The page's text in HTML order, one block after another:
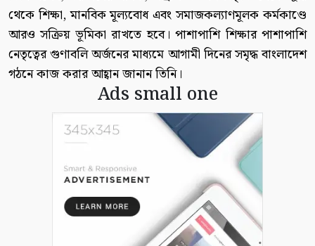
থেকে শিক্ষা, মানবিক মূল্যবোধ এবং সমাজকল্যাণমূলক কর্মকাণ্ডে
আরও সক্রিয় ভূমিকা রাখতে হবে। পাশাপাশি শিক্ষার পাশাপাশি
নেতৃত্বের গুণাবলি অর্জনের মাধ্যমে আগামী দিনের সমৃদ্ধ বাংলাদেশ
গঠনে কাজ করার আহ্বান জানান তিনি।
Ads small one